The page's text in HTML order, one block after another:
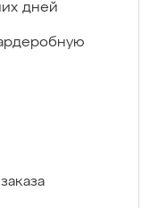
дней